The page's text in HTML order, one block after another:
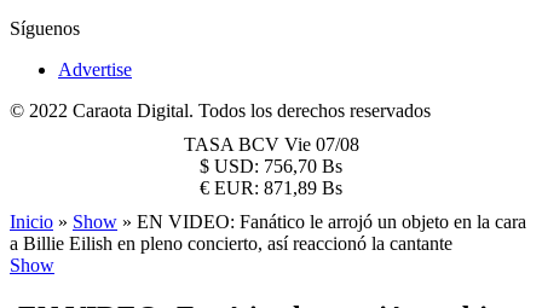
Síguenos
Advertise
© 2022 Caraota Digital. Todos los derechos reservados
TASA BCV Vie 07/08
$ USD: 756,70 Bs
€ EUR: 871,89 Bs
Inicio » Show » EN VIDEO: Fanático le arrojó un objeto en la cara
a Billie Eilish en pleno concierto, así reaccionó la cantante
Show